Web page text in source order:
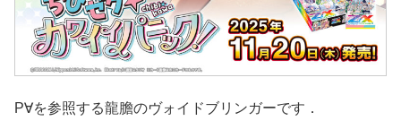
P∀を参照する龍膽のヴォイドブリンガーです．